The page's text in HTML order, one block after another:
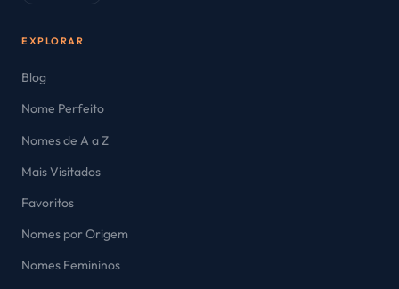
EXPLORAR
Blog
Nome Perfeito
Nomes de A a Z
Mais Visitados
Favoritos
Nomes por Origem
Nomes Femininos